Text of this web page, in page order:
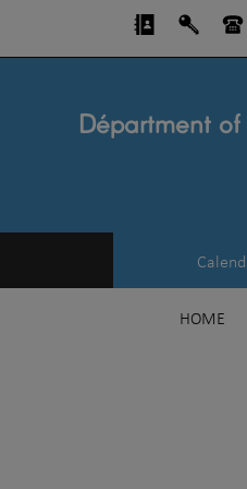
Départment
HOME